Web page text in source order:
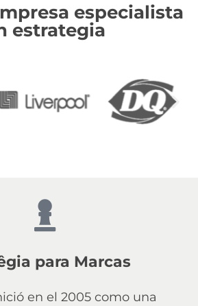
especialista
estrategia
para Marcas
en el 2005 como una